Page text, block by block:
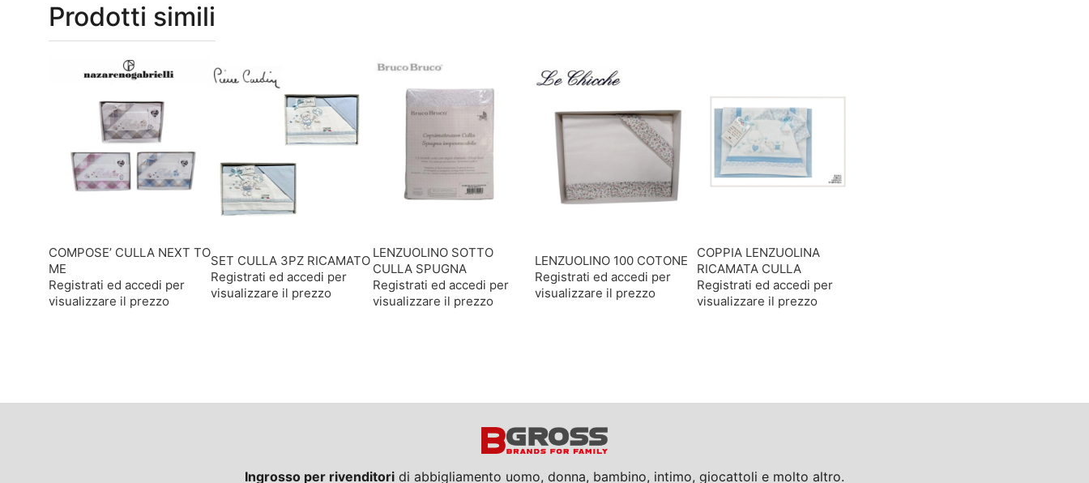
Prodotti simili
COMPOSE’ CULLA NEXT TO
ME
Registrati ed accedi per
visualizzare il prezzo
SET CULLA 3PZ RICAMATO
Registrati ed accedi per
visualizzare il prezzo
LENZUOLINO SOTTO
CULLA SPUGNA
Registrati ed accedi per
visualizzare il prezzo
LENZUOLINO 100 COTONE
Registrati ed accedi per
visualizzare il prezzo
COPPIA LENZUOLINA
RICAMATA CULLA
Registrati ed accedi per
visualizzare il prezzo
Ingrosso per rivenditori di abbigliamento uomo, donna, bambino, intimo, giocattoli e molto altro.